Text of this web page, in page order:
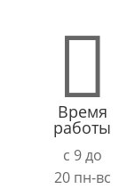

Время
работы
с 9 до
20 пн-вс